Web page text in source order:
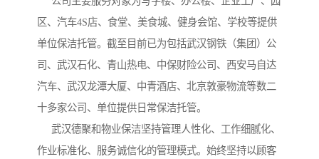
区、汽车4S店、食堂、美食城、健身会馆、学校等提供
单位保洁托管。截至目前已为包括武汉钢铁（集团）公
司、武汉石化、青山热电、中保财险公司、西安马自达
汽车、武汉龙潭大厦、中青酒店、北京敦豪物流等数二
十多家公司、单位提供日常保洁托管。
作业标准化、服务诚信化的管理模式。始终坚持以顾客